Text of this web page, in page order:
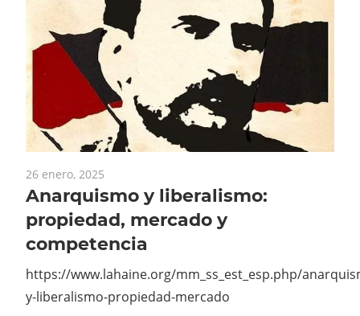
26 enero, 2025
Anarquismo y liberalismo:
propiedad, mercado y
competencia
https://www.lahaine.org/mm_ss_est_esp.php/
y-liberalismo-propiedad-mercado